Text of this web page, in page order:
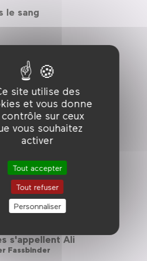
site utilise des
et vous donne
contrôle sur ceux
vous souhaitez
activer
Tout accepter
Tout refuser
Personnaliser
le sang
ciel
Anges
s'appellent Ali
Fassbinder